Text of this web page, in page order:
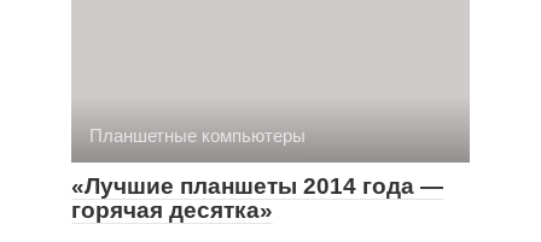
Планшетные компьютеры
«Лучшие планшеты 2014 года —
горячая десятка»